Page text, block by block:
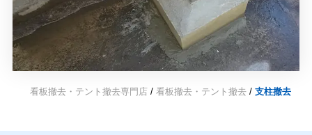
看板撤去・テント撤去専門店 / 看板撤去・テント撤去 / 支柱撤去